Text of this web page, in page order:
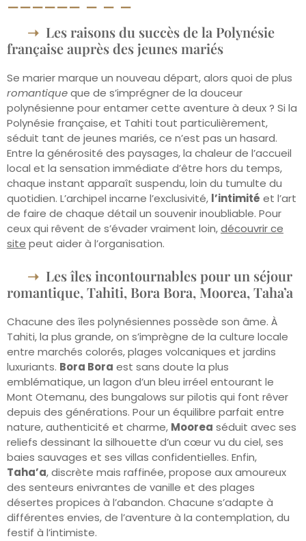
Les raisons du succès de la Polynésie
française auprès des jeunes mariés
Se marier marque un nouveau départ, alors quoi de plus
romantiqueque de s’imprégner de la douceur
polynésienne pour entamer cette aventure à deux ? Si la
Polynésie française, et Tahiti tout particulièrement,
séduit tant de jeunes mariés, ce n’est pas un hasard.
Entre la générosité des paysages, la chaleur de l’accueil
local et la sensation immédiate d’être hors du temps,
chaque instant apparaît suspendu, loin du tumulte du
quotidien. L’archipel incarne l’exclusivité, l’intimité et l’art
de faire de chaque détail un souvenir inoubliable. Pour
ceux qui rêvent de s’évader vraiment loin,découvrir ce
site peut aider à l’organisation.
Les îles incontournables pour un séjour
romantique, Tahiti, Bora Bora, Moorea, Taha’a
Chacune des îles polynésiennes possède son âme. À
Tahiti, la plus grande, on s’imprègne de la culture locale
entre marchés colorés, plages volcaniques et jardins
luxuriants. Bora Bora est sans doute la plus
emblématique, un lagon d’un bleu irréel entourant le
Mont Otemanu, des bungalows sur pilotis qui font rêver
depuis des générations. Pour un équilibre parfait entre
nature, authenticité et charme, Moorea séduit avec ses
reliefs dessinant la silhouette d’un cœur vu du ciel, ses
baies sauvages et ses villas confidentielles. Enfin,
Taha’a, discrète mais raffinée, propose aux amoureux
des senteurs enivrantes de vanille et des plages
désertes propices à l’abandon. Chacune s’adapte à
différentes envies, de l’aventure à la contemplation, du
festif à l’intimiste.